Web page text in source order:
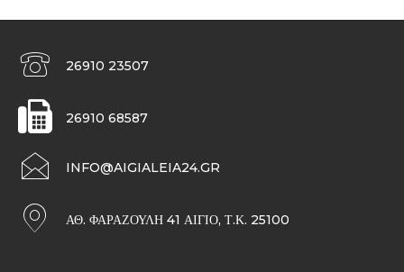
26910 23507
26910 68587
INFO@AIGIALEIA24.GR
ΑΘ. ΦΑΡΑΖΟΥΛΉ 41 ΑΊΓΙΟ, Τ.Κ. 25100